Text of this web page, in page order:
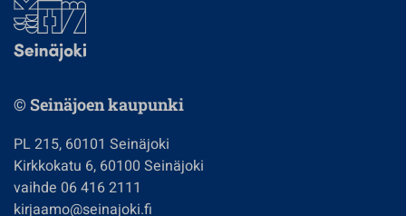
© Seinäjoen kaupunki
PL 215, 60101 Seinäjoki
Kirkkokatu 6, 60100 Seinäjoki
vaihde 06 416 2111
kirjaamo@seinajoki.fi